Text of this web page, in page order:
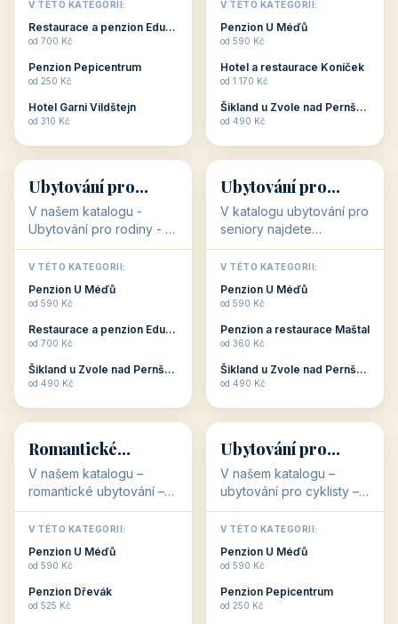
dovolenou přímo
souvisejí. Aktivní
odpočinek jso...
V TÉTO KATEGORII:
Restaurace a penzion Eduard
od 700 Kč
Penzion Pepicentrum
od 250 Kč
Hotel Garni Vildštejn
od 310 Kč
cenově dostupné
ubytování v ČR. Budete
c...
V TÉTO KATEGORII:
Penzion U Méďů
od 590 Kč
Hotel a restaurace Koníček
od 1 170 Kč
Šikland u Zvole nad Pernštejnem
od 490 Kč
👨‍👩‍👧‍👦
👨‍👩‍👧‍👦
34 objektů
Ubytování pro
rodiny
V našem katalogu -
Ubytování pro rodiny -
jsou pro Vás připraveny
objekty, které svojí
polohou či vybaveností,
nabízí klidné ubytování
V TÉTO KATEGORII:
Penzion U Méďů
od 590 Kč
Restaurace a penzion Eduard
od 700 Kč
Šikland u Zvole nad Pernštejnem
od 490 Kč
🧓
🧓
33 objektů
Ubytování pro
seniory
V katalogu ubytování pro
seniory najdete
penziony a hotely, které
jsou přizpůsobeny pro
ubytování klientů vyššího
věku. Některé z nich
V TÉTO KATEGORII:
Penzion U Méďů
od 590 Kč
Penzion a restaurace Maštal
od 360 Kč
Šikland u Zvole nad Pernštejnem
od 490 Kč
💕
💕
Romantické
ubytování
V našem katalogu –
romantické ubytování –
jsou pro Vás připraveny
objekty, které svojí
stavbou, polohou anebo
zaměřením nabízí
Romantické ...
V TÉTO KATEGORII:
Penzion U Méďů
od 590 Kč
Penzion Dřevák
od 525 Kč
🚴
🚴
32 objektů
Ubytování pro
cyklisty
V našem katalogu –
ubytování pro cyklisty –
jsou pro Vás připraveny
objekty, které jsou na
milovníky cykloturistiky
připraveny. Většinou mají
V TÉTO KATEGORII:
Penzion U Méďů
od 590 Kč
Penzion Pepicentrum
od 250 Kč